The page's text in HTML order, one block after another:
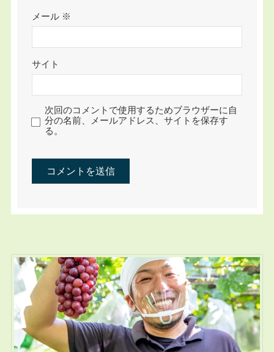
メール ※
サイト
次回のコメントで使用するためブラウザーに自
分の名前、メールアドレス、サイトを保存す
る。